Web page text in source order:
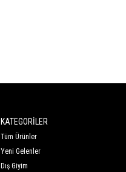
KATEGORİLER
Tüm Ürünler
Yeni Gelenler
Dış Giyim